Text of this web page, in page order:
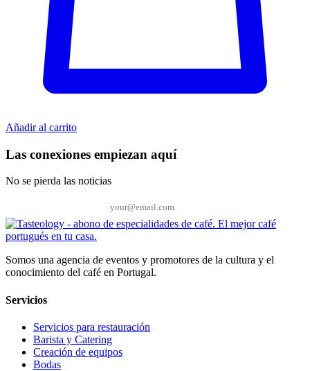
Añadir al carrito
Las conexiones empiezan aquí
No se pierda las noticias
Somos una agencia de eventos y promotores de la cultura y el
conocimiento del café en Portugal.
Servicios
Servicios para restauración
Barista y Catering
Creación de equipos
Bodas